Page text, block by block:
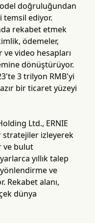
doğruluğundan
ediyor.
rekabet etmek
ödemeler,
video hesapları
dönüştürüyor.
3 trilyon RMB'yi
bir ticaret yüzeyi
Ltd., ERNIE
stratejiler izleyerek
ve bulut
yıllık talep
ve
Rekabet alanı,
dünya